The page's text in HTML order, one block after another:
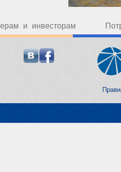
и инвесторам